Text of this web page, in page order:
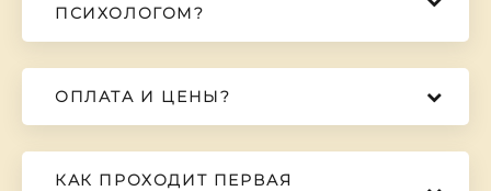
ПСИХОЛОГОМ?
ОПЛАТА И ЦЕНЫ?
КАК ПРОХОДИТ ПЕРВАЯ